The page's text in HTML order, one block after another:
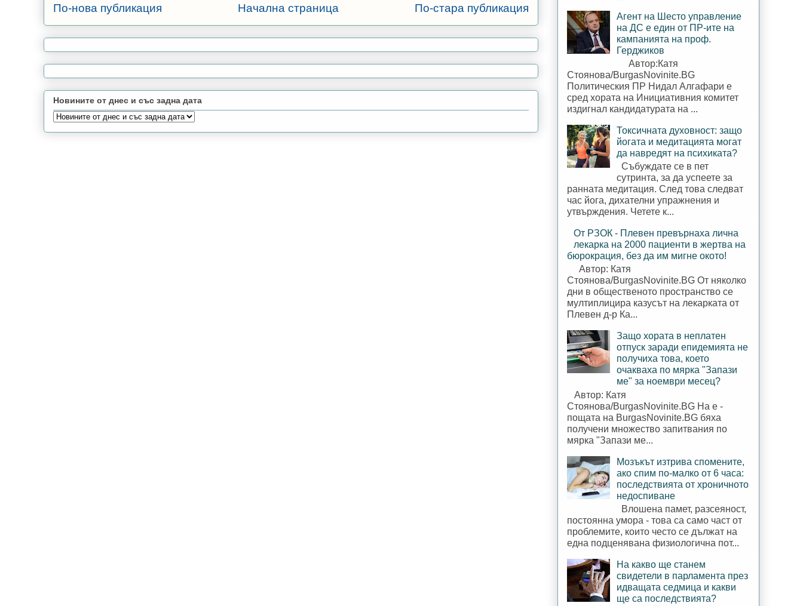
По-нова публикация По-стара публикация
Начална страница
Новините от днес и със задна дата
Агент на Шесто управление
на ДС е един от ПР-ите на
кампанията на проф.
Герджиков
Автор:Катя
Стоянова/BurgasNovinite.BG
Политическия ПР Нидал Алгафари е
сред хората на Инициативния комитет
издигнал кандидатурата на ...
Токсичната духовност: защо
йогата и медитацията могат
да навредят на психиката?
Събуждате се в пет
сутринта, за да успеете за
ранната медитация. След това следват
час йога, дихателни упражнения и
утвърждения. Четете к...
От РЗОК - Плевен превърнаха лична
лекарка на 2000 пациенти в жертва на
бюрокрация, без да им мигне окото!
Автор: Катя
Стоянова/BurgasNovinite.BG От няколко
дни в общественото пространство се
мултиплицира казусът на лекарката от
Плевен д-р Ка...
Защо хората в неплатен
отпуск заради епидемията не
получиха това, което
очакваха по мярка "Запази
ме" за ноември месец?
Автор: Катя
Стоянова/BurgasNovinite.BG На е -
пощата на BurgasNovinite.BG бяха
получени множество запитвания по
мярка "Запази ме...
Мозъкът изтрива спомените,
ако спим по-малко от 6 часа:
последствията от хроничното
недоспиване
Влошена памет, разсеяност,
постоянна умора - това са само част от
проблемите, които често се дължат на
една подценявана физиологична пот...
На какво ще станем
свидетели в парламента през
идващата седмица и какви
ще са последствията?